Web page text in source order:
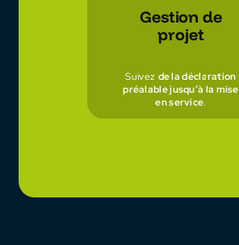
Gestion de
projet
Suivez de la déclaration
préalable jusqu’à la mise
en service.